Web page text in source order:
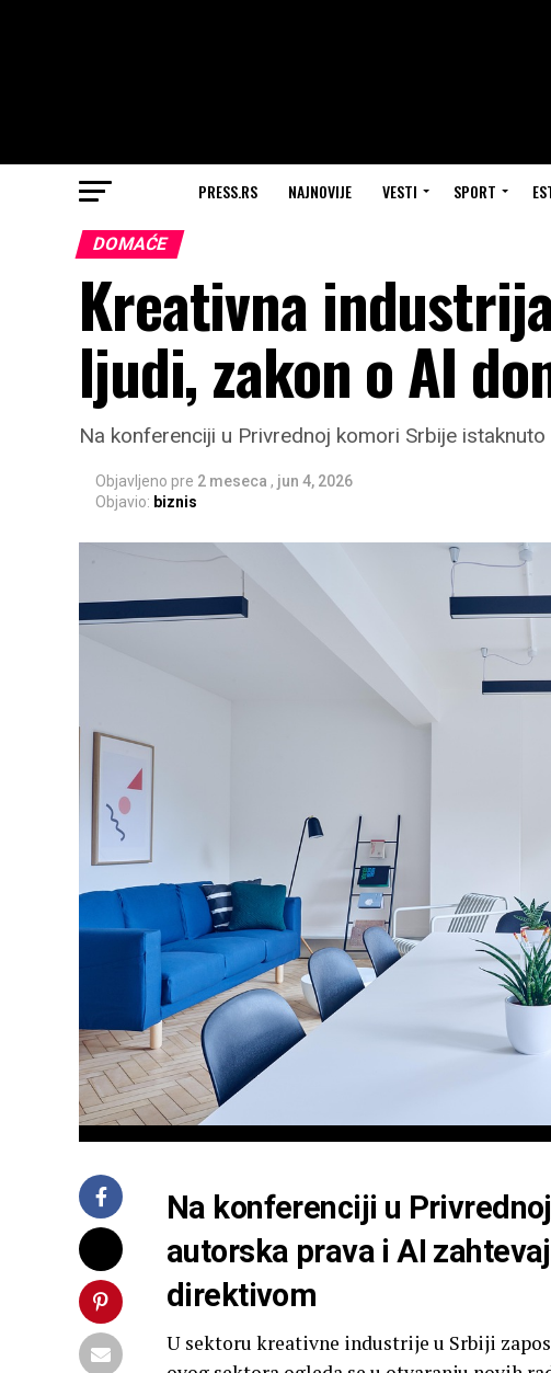
PRESS.RS NAJNOVIJE VESTI SPORT
DOMAĆE
Kreativna
ljudi, zakon o AI
Na konferenciji u Privrednoj komori Srbije
Objavljeno pre 2 meseca , jun 4, 2026
Objavio: biznis
Na konferenciji u
autorska prava i AI
direktivom
U sektoru kreativne industrije u Srbiji